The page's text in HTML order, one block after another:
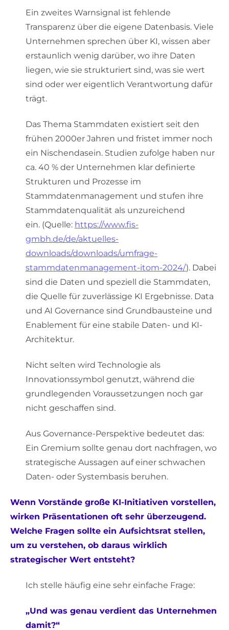
Ein zweites Warnsignal ist fehlende
Transparenz über die eigene Datenbasis. Viele
Unternehmen sprechen über KI, wissen aber
erstaunlich wenig darüber, wo ihre Daten
liegen, wie sie strukturiert sind, was sie wert
sind oder wer eigentlich Verantwortung dafür
trägt.
Das Thema Stammdaten existiert seit den
frühen 2000er Jahren und fristet immer noch
ein Nischendasein. Studien zufolge haben nur
ca. 40 % der Unternehmen klar definierte
Strukturen und Prozesse im
Stammdatenmanagement und stufen ihre
Stammdatenqualität als unzureichend
ein. (Quelle: https://www.fis-
gmbh.de/de/aktuelles-
downloads/downloads/umfrage-
stammdatenmanagement-itom-2024/). Dabei
sind die Daten und speziell die Stammdaten,
die Quelle für zuverlässige KI Ergebnisse. Data
und AI Governance sind Grundbausteine und
Enablement für eine stabile Daten- und KI-
Architektur.
Nicht selten wird Technologie als
Innovationssymbol genutzt, während die
grundlegenden Voraussetzungen noch gar
nicht geschaffen sind.
Aus Governance-Perspektive bedeutet das:
Ein Gremium sollte genau dort nachfragen, wo
strategische Aussagen auf einer schwachen
Daten- oder Systembasis beruhen.
Wenn Vorstände große KI-Initiativen vorstellen,
wirken Präsentationen oft sehr überzeugend.
Welche Fragen sollte ein Aufsichtsrat stellen,
um zu verstehen, ob daraus wirklich
strategischer Wert entsteht?
Ich stelle häufig eine sehr einfache Frage:
„Und was genau verdient das Unternehmen
damit?“